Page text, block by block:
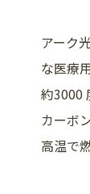
アーク
な医療
約3000
カーボ
高温で